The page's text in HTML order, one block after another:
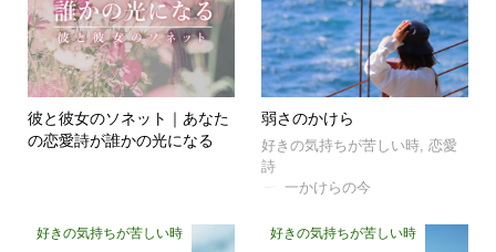
彼と彼女のソネット｜あなた
の恋愛詩が誰かの光になる
弱さのかけら
好きの気持ちが苦しい時 ,恋愛
詩
一かけらの今
好きの気持ちが苦しい時 好きの気持ちが苦しい時